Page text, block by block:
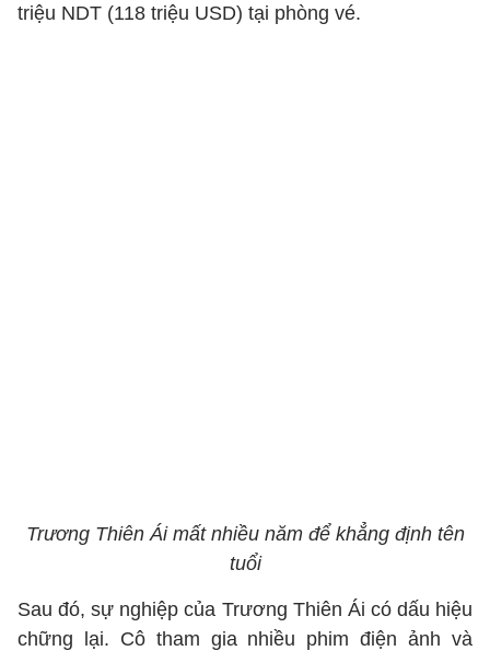
triệu NDT (118 triệu USD) tại phòng vé.
Trương Thiên Ái mất nhiều năm để khẳng định tên
tuổi
Sau đó, sự nghiệp của Trương Thiên Ái có dấu hiệu
chững lại. Cô tham gia nhiều phim điện ảnh và